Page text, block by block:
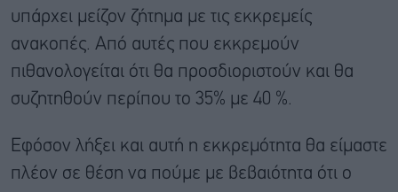
υπάρχει μείζον ζήτημα με τις εκκρεμείς
ανακοπές. Από αυτές που εκκρεμούν
πιθανολογείται ότι θα προσδιοριστούν και θα
συζητηθούν περίπου το 35% με 40 %.
Εφόσον λήξει και αυτή η εκκρεμότητα θα είμαστε
πλέον σε θέση να πούμε με βεβαιότητα ότι ο